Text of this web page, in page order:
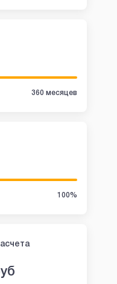
360 месяцев
100%